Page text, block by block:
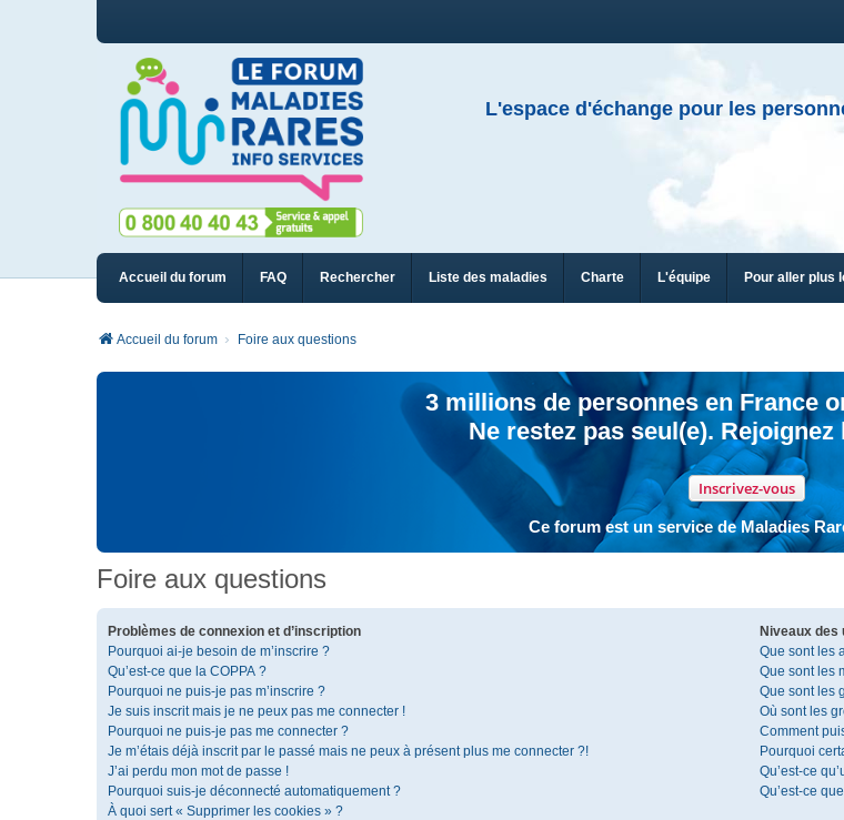
L'espace d'échange pour les
Accueil du forum FAQ Rechercher Liste des maladies Charte L'équipe Pour aller plus
Accueil du forum Foire aux questions
3 millions de personnes en France
Ne restez pas seul(e).
Inscrivez-vous
Ce forum est un service de Maladies
Foire aux questions
Problèmes de connexion et d’inscription
Pourquoi ai-je besoin de m’inscrire ?
Qu’est-ce que la COPPA ?
Pourquoi ne puis-je pas m’inscrire ?
Je suis inscrit mais je ne peux pas me connecter !
Pourquoi ne puis-je pas me connecter ?
Je m’étais déjà inscrit par le passé mais ne peux à présent plus me connecter ?!
J’ai perdu mon mot de passe !
Pourquoi suis-je déconnecté automatiquement ?
À quoi sert « Supprimer les cookies » ?
Niveaux des
Que sont les
Que sont les
Que sont les
Où sont les
Comment
Pourquoi
Qu’est-ce
Qu’est-ce